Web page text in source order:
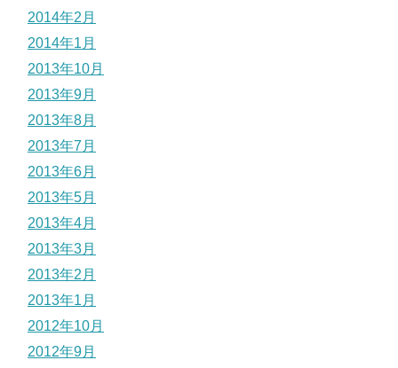
2014年2月
2014年1月
2013年10月
2013年9月
2013年8月
2013年7月
2013年6月
2013年5月
2013年4月
2013年3月
2013年2月
2013年1月
2012年10月
2012年9月